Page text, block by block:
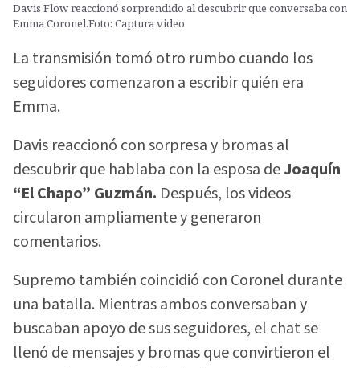
Davis Flow reaccionó sorprendido al descubrir que conversaba con
Emma Coronel.Foto: Captura video
La transmisión tomó otro rumbo cuando los
seguidores comenzaron a escribir quién era
Emma.
Davis reaccionó con sorpresa y bromas al
descubrir que hablaba con la esposa deJoaquín
“El Chapo” Guzmán. Después, los videos
circularon ampliamente y generaron
comentarios.
Supremo también coincidió con Coronel durante
una batalla. Mientras ambos conversaban y
buscaban apoyo de sus seguidores, el chat se
llenó de mensajes y bromas que convirtieron el